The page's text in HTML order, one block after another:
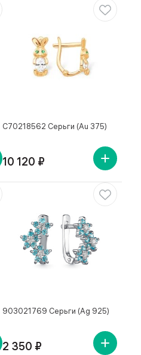
С70218562 Серьги (Au 375)
10 120 ₽
903021769 Серьги (Ag 925)
2 350 ₽